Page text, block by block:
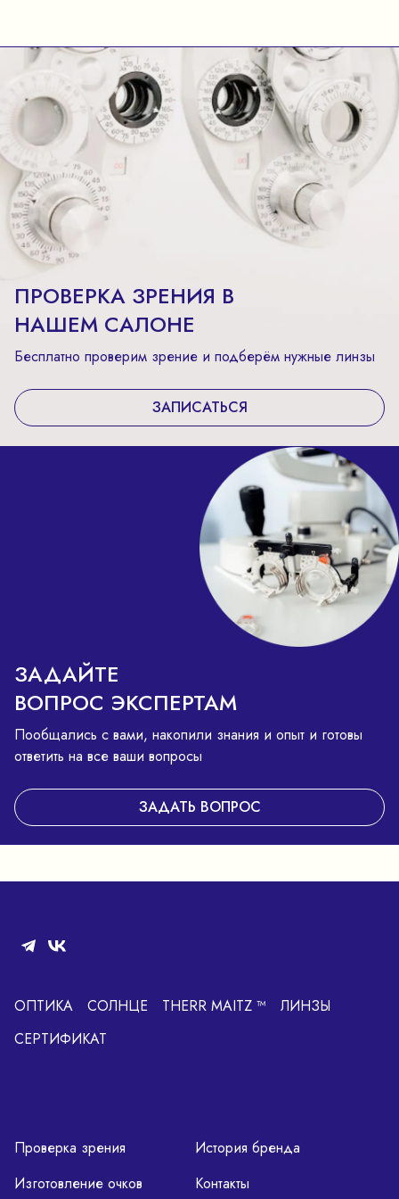
ПРОВЕРКА ЗРЕНИЯ В
НАШЕМ САЛОНЕ
Бесплатно проверим зрение и подберём нужные линзы
ЗАПИСАТЬСЯ
ЗАДАЙТЕ
ВОПРОС ЭКСПЕРТАМ
Пообщались с вами, накопили знания и опыт и готовы
ответить на все ваши вопросы
ЗАДАТЬ ВОПРОС
ОПТИКА СОЛНЦЕ THERR MAITZ ™
ЛИНЗЫ
СЕРТИФИКАТ
Проверка зрения
Изготовление очков
История бренда
Контакты